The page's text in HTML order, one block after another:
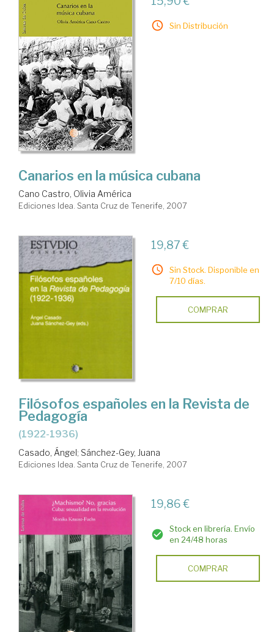
Sin Distribución
Canarios en la música cubana
Cano Castro, Olivia América
Ediciones Idea. Santa Cruz de Tenerife, 2007
19,87 €
Sin Stock. Disponible en
7/10 días.
COMPRAR
Filósofos españoles en la Revista de
Pedagogía
(1922-1936)
Casado, Ángel; Sánchez-Gey, Juana
Ediciones Idea. Santa Cruz de Tenerife, 2007
19,86 €
Stock en librería. Envío
en 24/48 horas
COMPRAR